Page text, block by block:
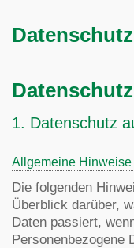
Datenschutz
1. Datenschutz
Allgemeine Hinweise
Die folgenden
Überblick darüber,
Daten passiert,
Personenbezogene